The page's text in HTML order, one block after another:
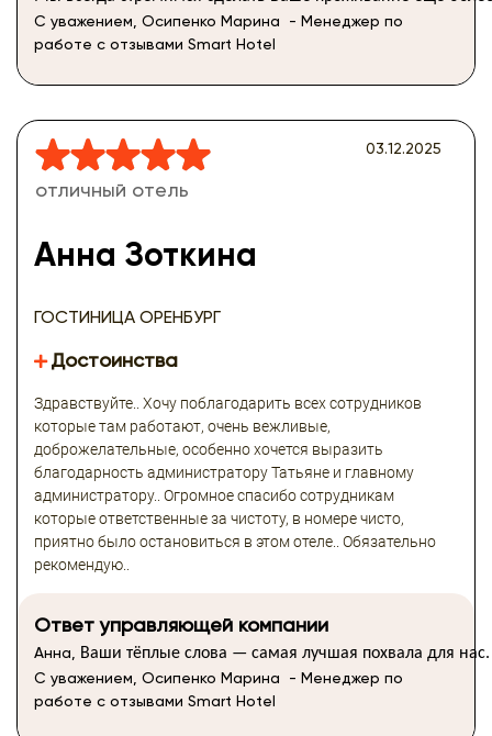
С уважением, Осипенко Марина - Менеджер по
работе с отзывами Smart Hotel
отличный отель
Анна Зоткина
ГОСТИНИЦА ОРЕНБУРГ
03.12.2025
Достоинства
Здравствуйте.. Хочу поблагодарить всех сотрудников
которые там работают, очень вежливые,
доброжелательные, особенно хочется выразить
благодарность администратору Татьяне и главному
администратору.. Огромное спасибо сотрудникам
которые ответственные за чистоту, в номере чисто,
приятно было остановиться в этом отеле.. Обязательно
рекомендую..
Ответ управляющей компании
Анна, Ваши тёплые слова — самая лучшая похвала для нас.
С уважением, Осипенко Марина - Менеджер по
работе с отзывами Smart Hotel